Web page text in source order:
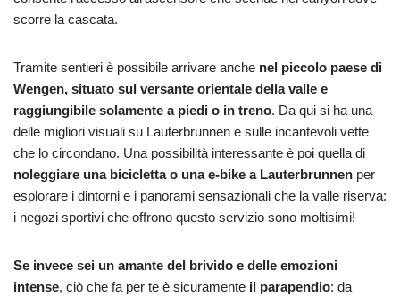
scorre la cascata.
Tramite sentieri è possibile arrivare anche nel piccolo paese di
Wengen, situato sul versante orientale della valle e
raggiungibile solamente a piedi o in treno. Da qui si ha una
delle migliori visuali su Lauterbrunnen e sulle incantevoli vette
che lo circondano. Una possibilità interessante è poi quella di
noleggiare una bicicletta o una e-bike a Lauterbrunnen per
esplorare i dintorni e i panorami sensazionali che la valle riserva:
i negozi sportivi che offrono questo servizio sono moltisimi!
Se invece sei un amante del brivido e delle emozioni
intense, ciò che fa per te è sicuramente il parapendio: da